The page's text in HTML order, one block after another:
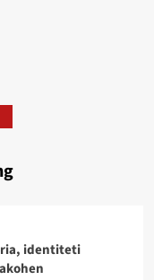
identiteti